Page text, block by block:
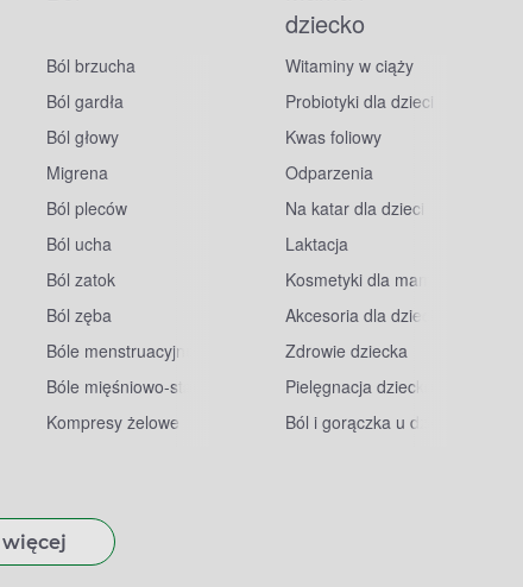
Ból brzucha
Ból gardła
Ból głowy
Migrena
Ból pleców
Ból ucha
Ból zatok
Ból zęba
Bóle menstruacyjne
Bóle mięśniowo-stawowe
Kompresy żelowe
dziecko
Witaminy w ciąży
Probiotyki dla dzieci
Kwas foliowy
Odparzenia
Na katar dla dzieci
Laktacja
Kosmetyki dla mam
Akcesoria dla dzieci
Zdrowie dziecka
Pielęgnacja dziecka
Ból i gorączka u dzieci